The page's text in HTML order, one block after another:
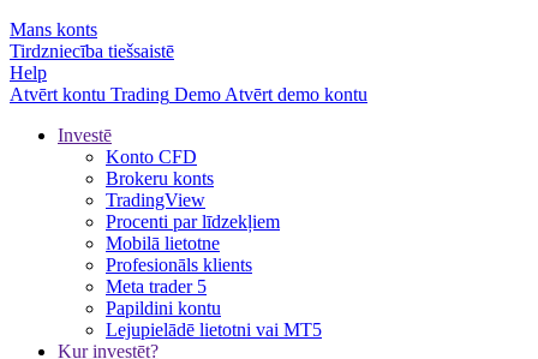
Mans konts
Tirdzniecība tiešsaistē
Help
Atvērt kontu Trading Demo Atvērt demo kontu
Investē
Konto CFD
Brokeru konts
TradingView
Procenti par līdzekļiem
Mobilā lietotne
Profesionāls klients
Meta trader 5
Papildini kontu
Lejupielādē lietotni vai MT5
Kur investēt?